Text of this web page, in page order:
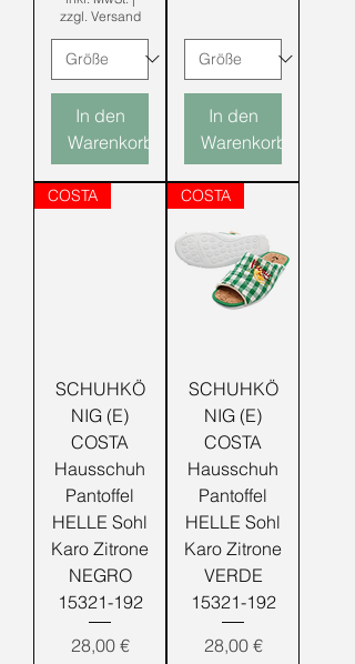
zzgl. Versand
In den
Warenkorb
In den
Warenkorb
COSTA
SCHUHKÖ
NIG (E)
COSTA
Hausschuh
Pantoffel
HELLE Sohl
Karo Zitrone
NEGRO
15321-192
Preis
28,00 €
COSTA
SCHUHKÖ
NIG (E)
COSTA
Hausschuh
Pantoffel
HELLE Sohl
Karo Zitrone
VERDE
15321-192
Preis
28,00 €